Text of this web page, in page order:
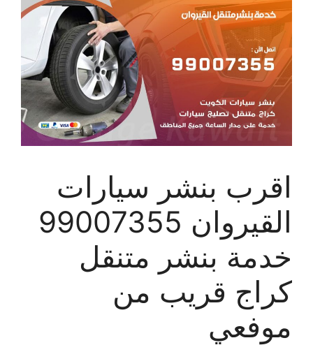
اقرب بنشر سيارات
القيروان 99007355
خدمة بنشر متنقل
كراج قريب من
موفعي